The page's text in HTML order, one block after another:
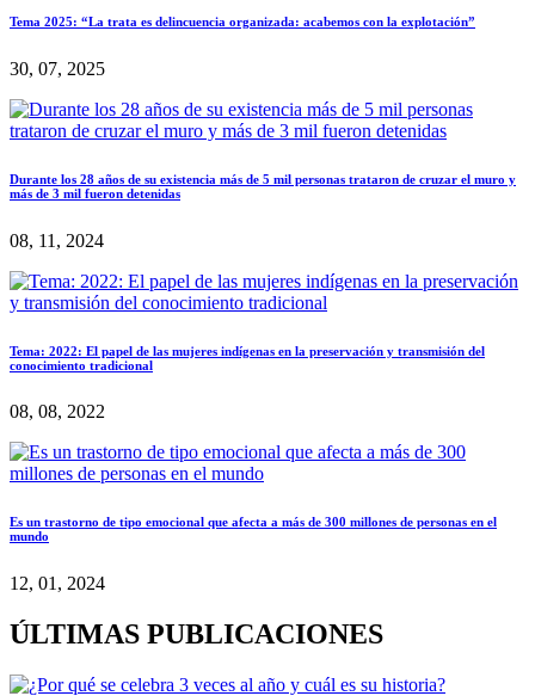
Tema 2025: “La trata es delincuencia organizada: acabemos con la explotación”
30, 07, 2025
Durante los 28 años de su existencia más de 5 mil personas trataron de cruzar el muro y
más de 3 mil fueron detenidas
08, 11, 2024
Tema: 2022: El papel de las mujeres indígenas en la preservación y transmisión del
conocimiento tradicional
08, 08, 2022
Es un trastorno de tipo emocional que afecta a más de 300 millones de personas en el
mundo
12, 01, 2024
ÚLTIMAS PUBLICACIONES